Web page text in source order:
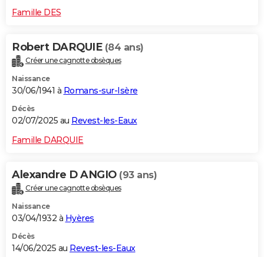
Famille DES
Robert DARQUIE (84 ans)
Créer une cagnotte obsèques
Naissance
30/06/1941 à Romans-sur-Isère
Décès
02/07/2025 au Revest-les-Eaux
Famille DARQUIE
Alexandre D ANGIO (93 ans)
Créer une cagnotte obsèques
Naissance
03/04/1932 à Hyères
Décès
14/06/2025 au Revest-les-Eaux